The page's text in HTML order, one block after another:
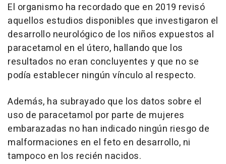
El organismo ha recordado que en 2019 revisó
aquellos estudios disponibles que investigaron el
desarrollo neurológico de los niños expuestos al
paracetamol en el útero, hallando que los
resultados no eran concluyentes y que no se
podía establecer ningún vínculo al respecto.
Además, ha subrayado que los datos sobre el
uso de paracetamol por parte de mujeres
embarazadas no han indicado ningún riesgo de
malformaciones en el feto en desarrollo, ni
tampoco en los recién nacidos.